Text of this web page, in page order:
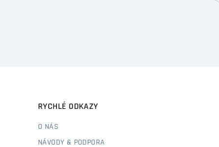
RYCHLÉ ODKAZY
O NÁS
NÁVODY & PODPORA